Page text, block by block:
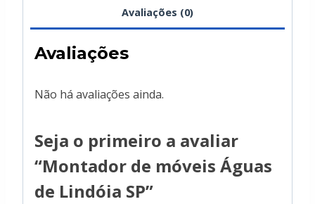
Avaliações (0)
Avaliações
Não há avaliações ainda.
Seja o primeiro a avaliar
“Montador de móveis Águas
de Lindóia SP”